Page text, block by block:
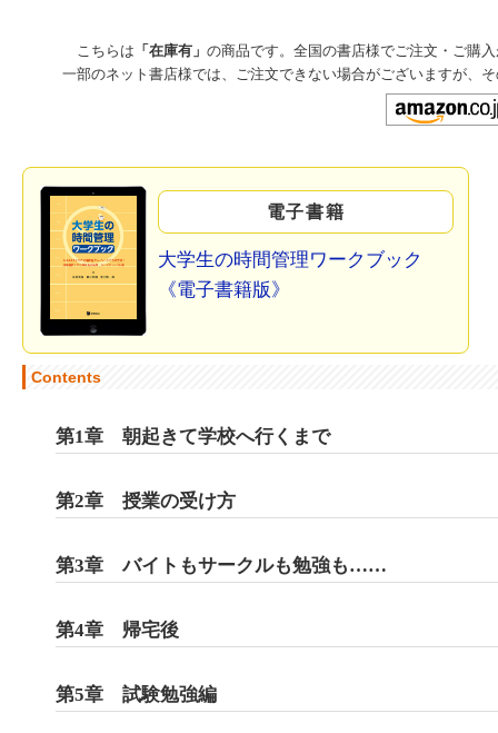
こちらは 「在庫有」の商品です。全国の書店様でご注文・ご購
一部のネット書店様では、ご注文できない場合がございますが、
電子書籍
大学生の時間管理ワークブック
《電子書籍版》
Contents
第1章 朝起きて学校へ行くまで
第2章 授業の受け方
第3章 バイトもサークルも勉強も……
第4章 帰宅後
第5章 試験勉強編